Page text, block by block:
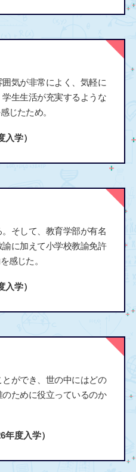
気が非常によく、気軽に
生生活が充実するような
じたため。
入学）
そして、教育学部が有名
に加えて小学校教諭免許
感じた。
入学）
ができ、世の中にはどの
ために役立っているのか
年度入学）